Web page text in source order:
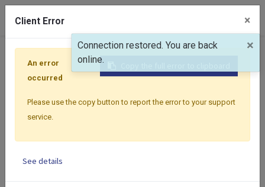
控制器
×
Connection restored. You are back
online.
Client Error ×
An error
occurred
Please use the copy button to report the error to your support
service.
See details